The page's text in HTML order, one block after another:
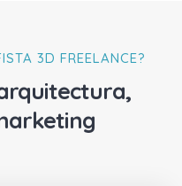
3D FREELANCE?